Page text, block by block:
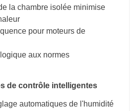
la chambre isolée minimise
pour moteurs de
aux normes
de contrôle intelligentes
automatiques de l'humidité